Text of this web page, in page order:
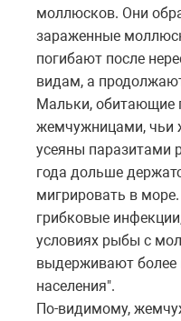
моллюсков. Они
зараженные
погибают после
видам, а
Мальки, обитающие
жемчужницами, чьи
усеяны паразитами
года дольше
мигрировать в
грибковые
условиях рыбы с
выдерживают более
населения".
По-видимому,